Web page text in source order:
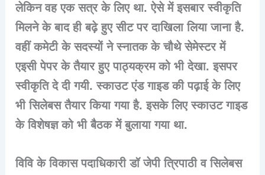
लेकिन वह एक सत्र के लिए था. ऐसे में इसबार स्वीकृति
मिलने के बाद ही बढ़े हुए सीट पर दाखिला लिया जाना है.
वहीं कमेटी के सदस्यों ने स्नातक के चौथे सेमेस्टर में
एइसी पेपर के तैयार हुए पाठ्यक्रम को भी देखा. इसपर
स्वीकृति दे दी गयी. स्काउट एंड गाइड की पढ़ाई के लिए
भी सिलेबस तैयार किया गया है. इसके लिए स्काउट गाइड
के विशेषज्ञ को भी बैठक में बुलाया गया था.
विवि के विकास पदाधिकारी डॉ जेपी त्रिपाठी व सिलेबस